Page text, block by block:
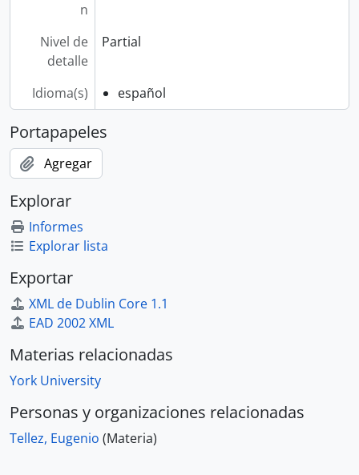
n
Nivel de
detalle
Partial
Idioma(s) español
Portapapeles
Agregar
Explorar
Informes
Explorar lista
Exportar
XML de Dublin Core 1.1
EAD 2002 XML
Materias relacionadas
York University
Personas y organizaciones relacionadas
Tellez, Eugenio (Materia)